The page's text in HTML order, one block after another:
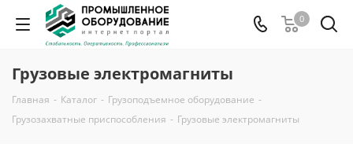
0
Грузовые электромагниты
Главная - Каталог - Грузоподъемное оборудование -
Грузозахватные приспособления - Грузовые электромагниты